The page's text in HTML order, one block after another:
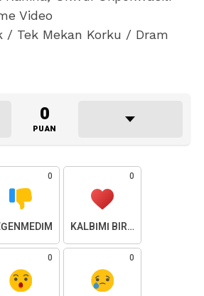
Video
/ Tek Mekan Korku / Dram
0
PUAN
0 0
KALBIMI BIRAKTIM
0 0